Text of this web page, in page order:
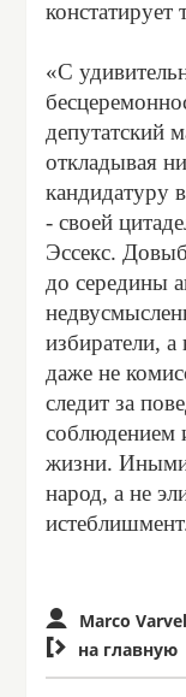
констатирует
«С
депутатский
откладывая
кандидатуру
- своей
Эссекс.
до середины
избиратели, а
даже не
следит за
соблюдением
жизни.
народ, а не
Marco
 на главную